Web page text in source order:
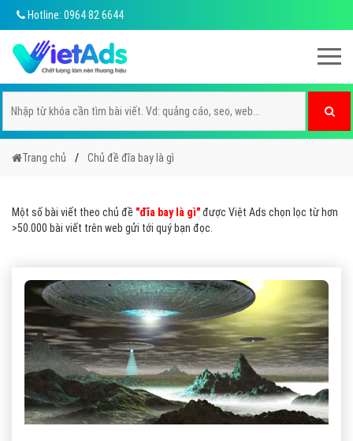
Hotline: 0964 82 6644
Trang chủ Chủ đề đĩa bay là gì
Một số bài viết theo chủ đề "đĩa bay là gì"được Việt Ads chọn lọc từ hơn
>50.000 bài viết trên web gửi tới quý bạn đọc.